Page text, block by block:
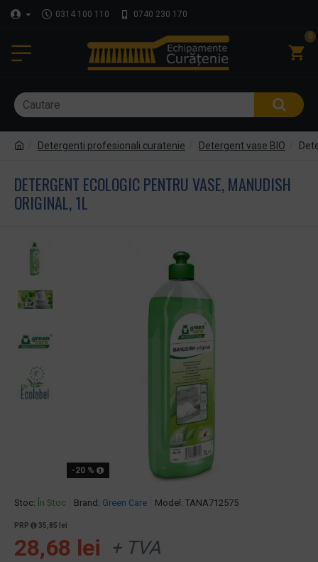
0314 100 110 0740 230 170
0
Detergenti profesionali curatenie Detergent vase BIO
DETERGENT ECOLOGIC PENTRU VASE, MANUDISH
ORIGINAL, 1L
-20 %
Stoc: În Stoc Brand: Green Care Model: TANA712575
PRP 35,85 lei
28,68 lei + TVA